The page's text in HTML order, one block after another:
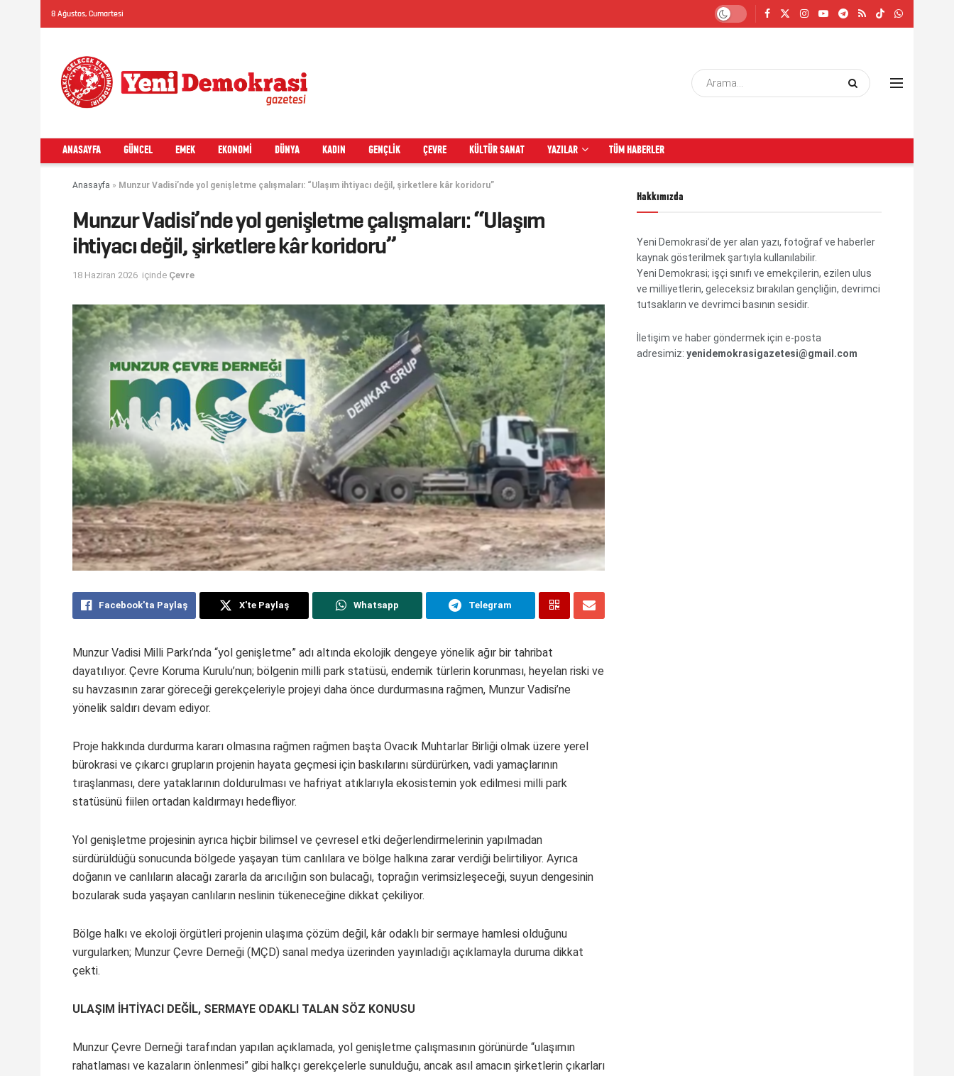
8 Ağustos, Cumartesi
ANASAYFA GÜNCEL EMEK EKONOMI DÜNYA KADIN GENÇLIK ÇEVRE KÜLTÜR SANAT YAZILAR TÜM HABERLER
Anasayfa » Munzur Vadisi’nde yol genişletme çalışmaları: “Ulaşım ihtiyacı değil, şirketlere kâr koridoru”
Munzur Vadisi’nde yol genişletme çalışmaları: “Ulaşım
ihtiyacı değil, şirketlere kâr koridoru”
18 Haziran 2026 içinde Çevre
Facebook'ta Paylaş X'te Paylaş Whatsapp Telegram
Munzur Vadisi Milli Parkı’nda “yol genişletme” adı altında ekolojik dengeye yönelik ağır bir tahribat
dayatılıyor. Çevre Koruma Kurulu’nun; bölgenin milli park statüsü, endemik türlerin korunması, heyelan riski ve
su havzasının zarar göreceği gerekçeleriyle projeyi daha önce durdurmasına rağmen, Munzur Vadisi’ne
yönelik saldırı devam ediyor.
Proje hakkında durdurma kararı olmasına rağmen rağmen başta Ovacık Muhtarlar Birliği olmak üzere yerel
bürokrasi ve çıkarcı grupların projenin hayata geçmesi için baskılarını sürdürürken, vadi yamaçlarının
tıraşlanması, dere yataklarının doldurulması ve hafriyat atıklarıyla ekosistemin yok edilmesi milli park
statüsünü fiilen ortadan kaldırmayı hedefliyor.
Yol genişletme projesinin ayrıca hiçbir bilimsel ve çevresel etki değerlendirmelerinin yapılmadan
sürdürüldüğü sonucunda bölgede yaşayan tüm canlılara ve bölge halkına zarar verdiği belirtiliyor. Ayrıca
doğanın ve canlıların alacağı zararla da arıcılığın son bulacağı, toprağın verimsizleşeceği, suyun dengesinin
bozularak suda yaşayan canlıların neslinin tükeneceğine dikkat çekiliyor.
Bölge halkı ve ekoloji örgütleri projenin ulaşıma çözüm değil, kâr odaklı bir sermaye hamlesi olduğunu
vurgularken; Munzur Çevre Derneği (MÇD) sanal medya üzerinden yayınladığı açıklamayla duruma dikkat
çekti.
ULAŞIM İHTİYACI DEĞİL, SERMAYE ODAKLI TALAN SÖZ KONUSU
Munzur Çevre Derneği tarafından yapılan açıklamada, yol genişletme çalışmasının görünürde “ulaşımın
rahatlaması ve kazaların önlenmesi” gibi halkçı gerekçelerle sunulduğu, ancak asıl amacın şirketlerin çıkarları
Hakkımızda
Yeni Demokrasi’de yer alan yazı, fotoğraf ve haberler
kaynak gösterilmek şartıyla kullanılabilir.
Yeni Demokrasi; işçi sınıfı ve emekçilerin, ezilen ulus
ve milliyetlerin, geleceksiz bırakılan gençliğin, devrimci
tutsakların ve devrimci basının sesidir.
İletişim ve haber göndermek için e-posta
adresimiz: yenidemokrasigazetesi@gmail.com